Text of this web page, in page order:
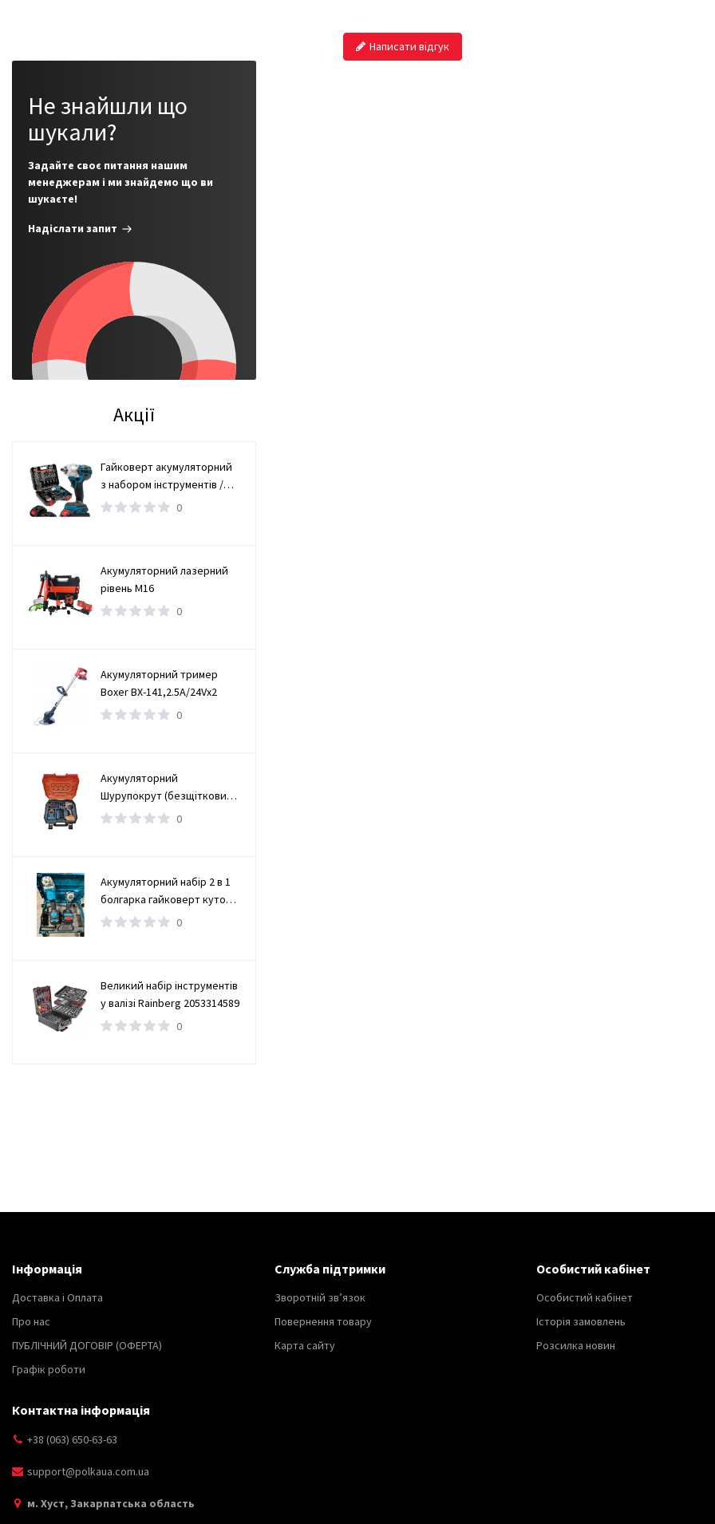
Написати відгук
Не знайшли що
шукали?
Задайте своє питання нашим
менеджерам і ми знайдемо що ви
шукаєте!
Надіслати запит
Акції
Гайковерт акумуляторний
з набором інструментів /
Безщітковий гайковерт 2
0
Акумуляторний лазерний
рівень М16
0
Акумуляторний тример
Boxer BX-141,2.5А/24Vx2
0
Акумуляторний
Шурупокрут (безщітковий)
(TAOE-CD34N)
0
Акумуляторний набір 2 в 1
болгарка гайковерт кутова
(турбінка) 21V 4Ah
0
Великий набір інструментів
у валізі Rainberg 2053314589
0
Інформація
Доставка і Оплата
Про нас
ПУБЛІЧНИЙ ДОГОВІР (ОФЕРТА)
Графік роботи
Служба підтримки
Зворотній зв’язок
Повернення товару
Карта сайту
Особистий кабінет
Особистий кабінет
Історія замовлень
Розсилка новин
Контактна інформація
+38 (063) 650-63-63
support@polkaua.com.ua
м. Хуст, Закарпатська область